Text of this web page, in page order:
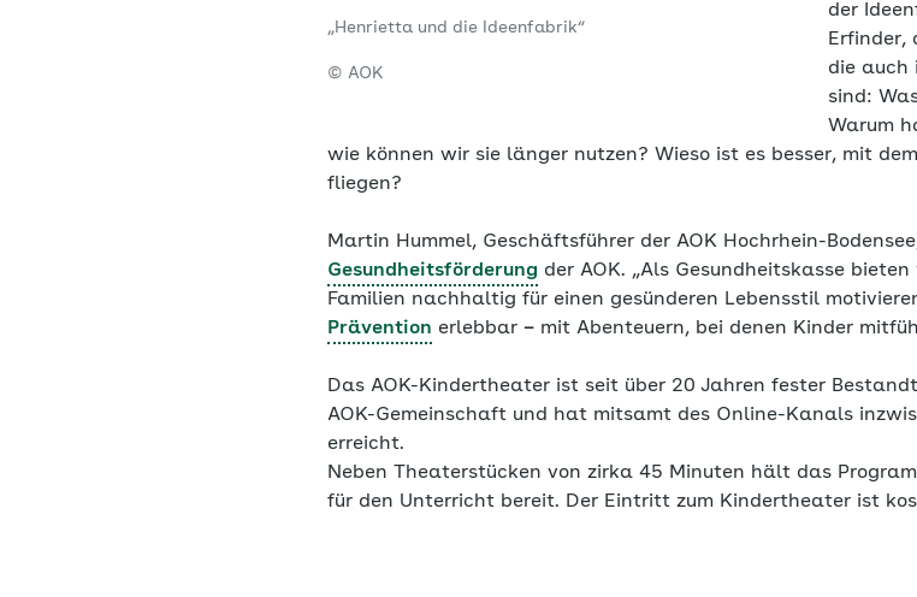
„Henrietta und die Ideenfabrik“
© AOK
der
Erfinder,
die auch
sind:
Warum
wie können wir sie länger nutzen? Wieso ist es besser, mit
fliegen?
Martin Hummel, Geschäftsführer der AOK Hochrhein-
Gesundheitsförderung der AOK. „Als Gesundheitskasse
Familien nachhaltig für einen gesünderen Lebensstil
Prävention erlebbar – mit Abenteuern, bei denen Kinder
Das AOK-Kindertheater ist seit über 20 Jahren fester
AOK-Gemeinschaft und hat mitsamt des Online-Kanals
erreicht.
Neben Theaterstücken von zirka 45 Minuten hält das
für den Unterricht bereit. Der Eintritt zum Kindertheater ist